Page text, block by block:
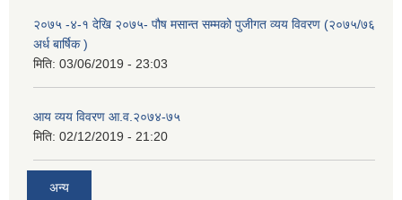
२०७५ -४-१ देखि २०७५- पौष मसान्त सम्मको पुजीगत व्यय विवरण (२०७५/७६
अर्ध बार्षिक )
मिति: 03/06/2019 - 23:03
आय व्यय विवरण आ.व.२०७४-७५
मिति: 02/12/2019 - 21:20
अन्य